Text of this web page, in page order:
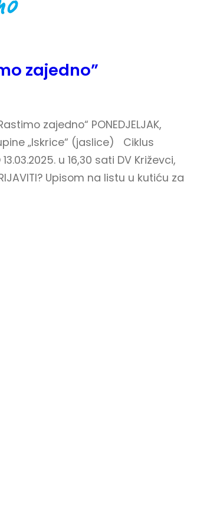
zajedno”
zajedno“ PONEDJELJAK,
„Iskrice“ (jaslice) Ciklus
u 16,30 sati DV Križevci,
Upisom na listu u kutiću za